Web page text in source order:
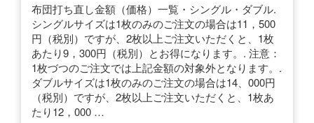
布団打ち直し金額（価格）一覧・シングル・ダブル.
シングルサイズは1枚のみのご注文の場合は11，500
円（税別）ですが、2枚以上ご注文いただくと、1枚
あたり9，300円（税別）とお得になります。. 注意：
1枚づつのご注文では上記金額の対象外となります。.
ダブルサイズは1枚のみのご注文の場合は14、000円
（税別）ですが、2枚以上ご注文いただくと、1枚あ
たり12，000 …